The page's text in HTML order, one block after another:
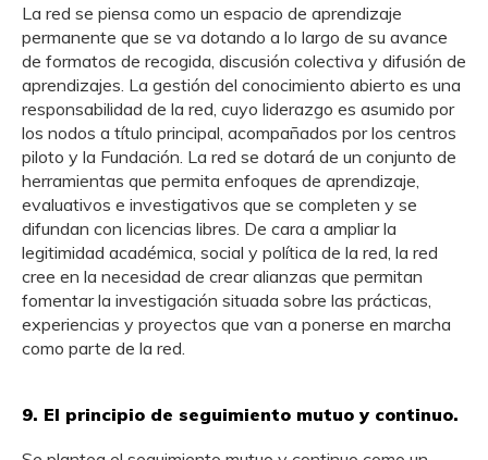
La red se piensa como un espacio de aprendizaje
permanente que se va dotando a lo largo de su avance
de formatos de recogida, discusión colectiva y difusión de
aprendizajes. La gestión del conocimiento abierto es una
responsabilidad de la red, cuyo liderazgo es asumido por
los nodos a título principal, acompañados por los centros
piloto y la Fundación. La red se dotará de un conjunto de
herramientas que permita enfoques de aprendizaje,
evaluativos e investigativos que se completen y se
difundan con licencias libres. De cara a ampliar la
legitimidad académica, social y política de la red, la red
cree en la necesidad de crear alianzas que permitan
fomentar la investigación situada sobre las prácticas,
experiencias y proyectos que van a ponerse en marcha
como parte de la red.
9. El principio de seguimiento mutuo y continuo.